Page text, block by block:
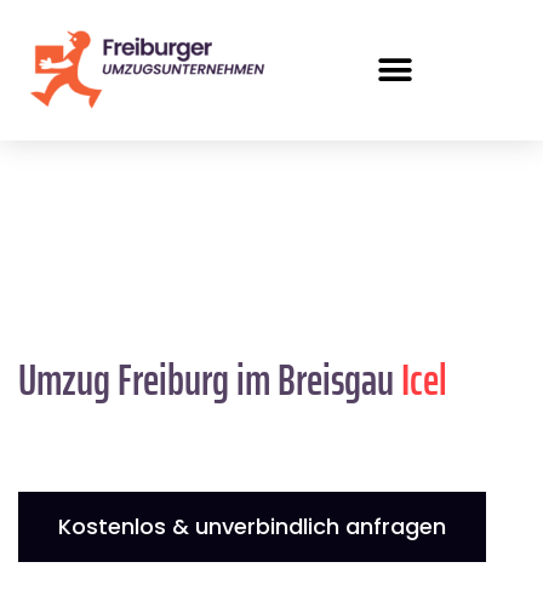
Umzug Freiburg im BreisgauIcel
Kostenlos & unverbindlich anfragen